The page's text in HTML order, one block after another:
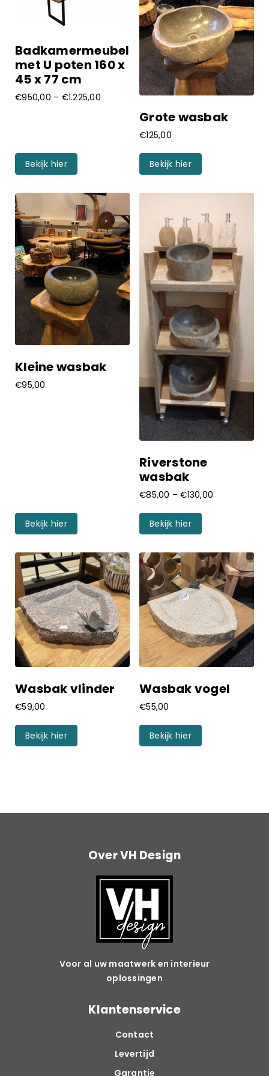
€55.00 €1225.00
Badkamermeubel
met U poten 160 x
45 x 77 cm
€950,00 – €1.225,00
Bekijk hier
Grote wasbak
€125,00
Bekijk hier
Kleine wasbak
€95,00
Bekijk hier
Riverstone
wasbak
€85,00 –€130,00
Bekijk hier
Wasbak vlinder
€59,00
Bekijk hier
Wasbak vogel
€55,00
Bekijk hier
Over VH Design
Voor al uw maatwerk en interieur
oplossingen
Klantenservice
Contact
Levertijd
Garantie